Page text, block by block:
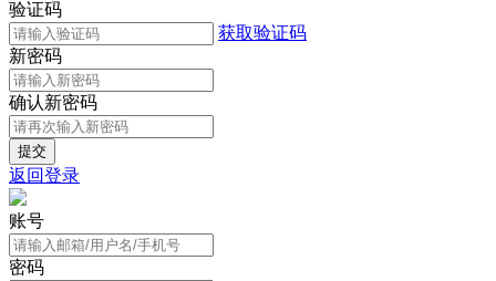
验证码
获取验证码
新密码
确认新密码
返回登录
账号
密码